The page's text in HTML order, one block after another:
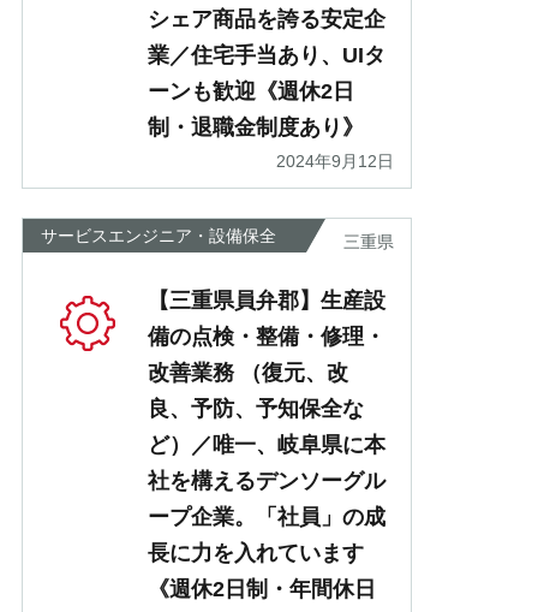
シェア商品を誇る安定企
業／住宅手当あり、UIタ
ーンも歓迎《週休2日
制・退職金制度あり》
2024年9月12日
サービスエンジニア・設備保全 三重県
【三重県員弁郡】生産設
備の点検・整備・修理・
改善業務 （復元、改
良、予防、予知保全な
ど）／唯一、岐阜県に本
社を構えるデンソーグル
ープ企業。「社員」の成
長に力を入れています
《週休2日制・年間休日